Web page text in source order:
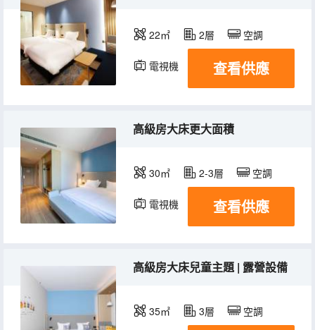
22㎡ 2層 空調
電視機 查看供應
高級房大床更大面積
30㎡ 2-3層 空調
電視機 查看供應
高級房大床兒童主題 | 露營設備
35㎡ 3層 空調